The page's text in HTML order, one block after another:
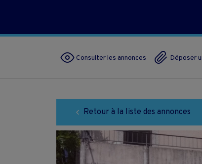
Consulter les annonces Déposer
Retour à la liste des annonces